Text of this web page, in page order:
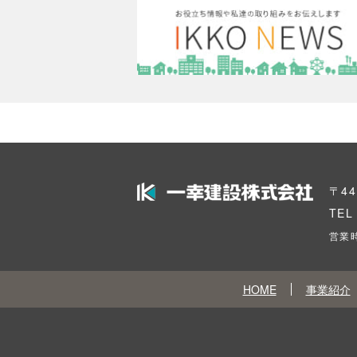
〒
TEL
営業
HOME 事業紹介